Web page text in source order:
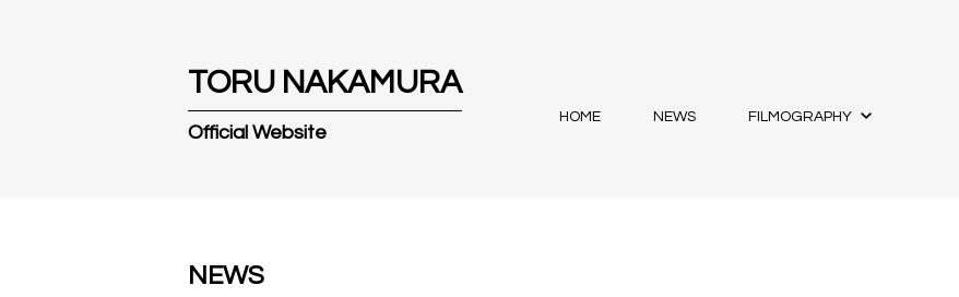
TORU NAKAM URA
Official Website
HOME NEWS FILMOGRAPHY
NEWS